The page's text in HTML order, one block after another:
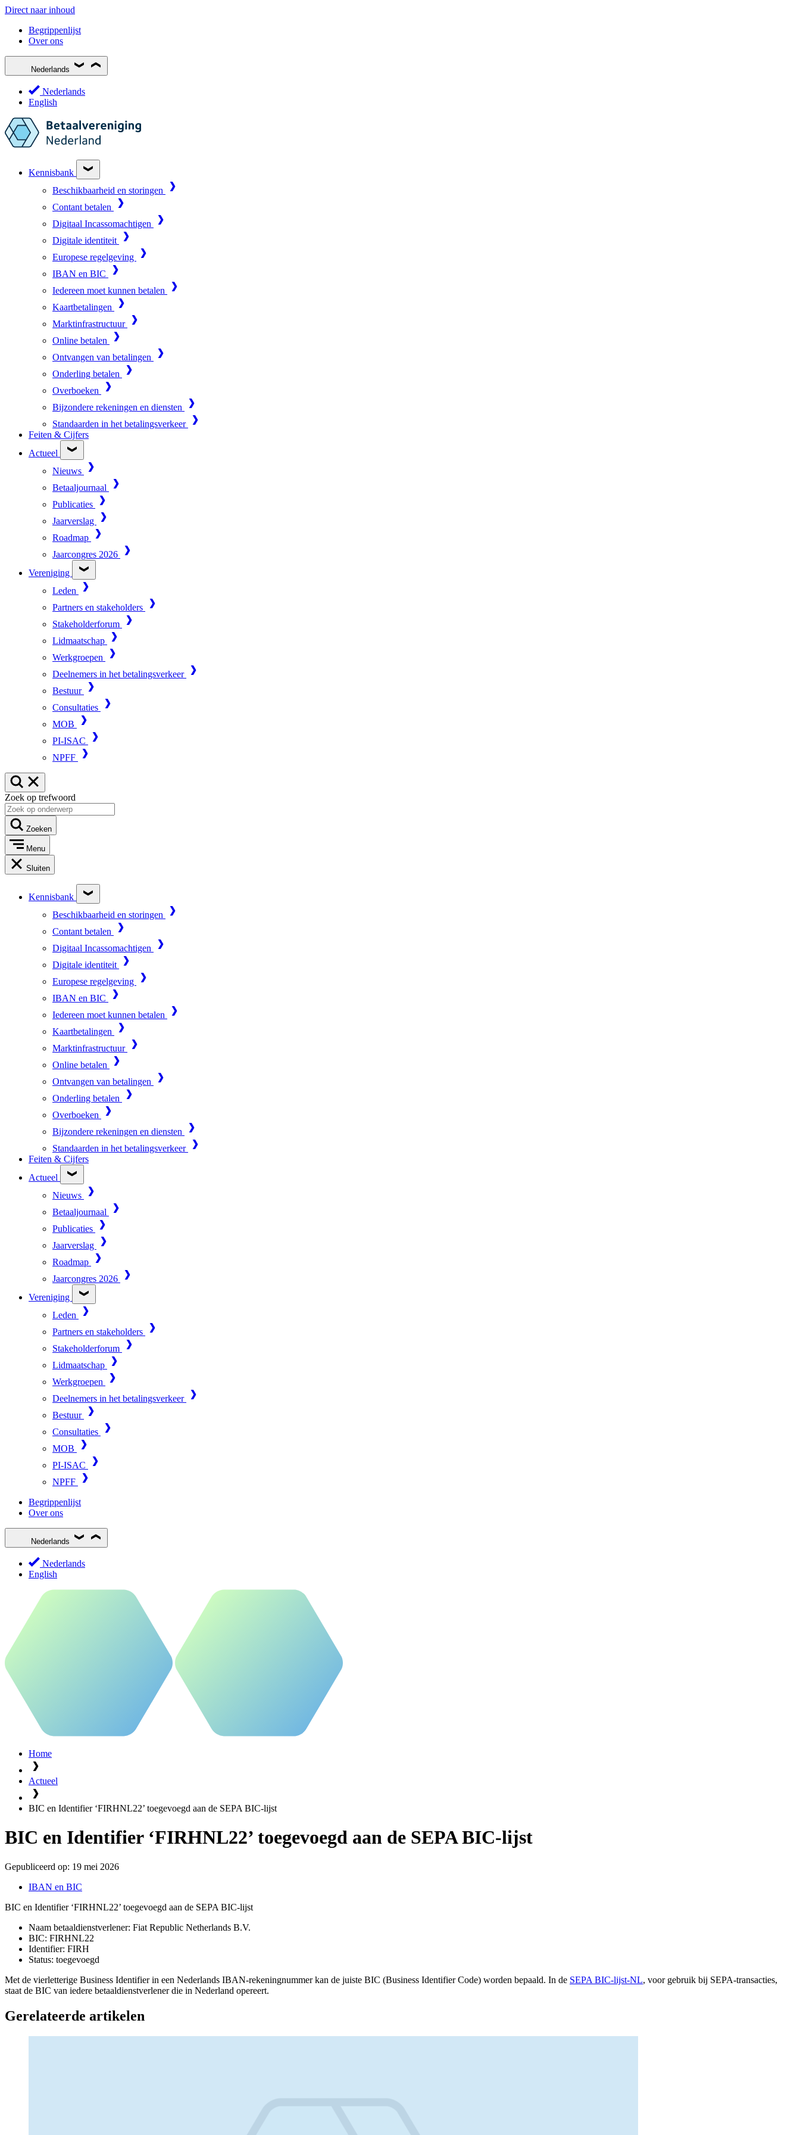
Direct naar inhoud
Begrippenlijst
Over ons
Nederlands
Nederlands
English
Kennisbank
Beschikbaarheid en storingen
Contant betalen
Digitaal Incassomachtigen
Digitale identiteit
Europese regelgeving
IBAN en BIC
Iedereen moet kunnen betalen
Kaartbetalingen
Marktinfrastructuur
Online betalen
Ontvangen van betalingen
Onderling betalen
Overboeken
Bijzondere rekeningen en diensten
Standaarden in het betalingsverkeer
Feiten & Cijfers
Actueel
Nieuws
Betaaljournaal
Publicaties
Jaarverslag
Roadmap
Jaarcongres 2026
Vereniging
Leden
Partners en stakeholders
Stakeholderforum
Lidmaatschap
Werkgroepen
Deelnemers in het betalingsverkeer
Bestuur
Consultaties
MOB
PI-ISAC
NPFF
Zoek op trefwoord
Zoeken
Menu
Sluiten
Kennisbank
Beschikbaarheid en storingen
Contant betalen
Digitaal Incassomachtigen
Digitale identiteit
Europese regelgeving
IBAN en BIC
Iedereen moet kunnen betalen
Kaartbetalingen
Marktinfrastructuur
Online betalen
Ontvangen van betalingen
Onderling betalen
Overboeken
Bijzondere rekeningen en diensten
Standaarden in het betalingsverkeer
Feiten & Cijfers
Actueel
Nieuws
Betaaljournaal
Publicaties
Jaarverslag
Roadmap
Jaarcongres 2026
Vereniging
Leden
Partners en stakeholders
Stakeholderforum
Lidmaatschap
Werkgroepen
Deelnemers in het betalingsverkeer
Bestuur
Consultaties
MOB
PI-ISAC
NPFF
Begrippenlijst
Over ons
Nederlands
Nederlands
English
Home
Actueel
BIC en Identifier ‘FIRHNL22’ toegevoegd aan de SEPA BIC-lijst
BIC en Identifier ‘FIRHNL22’ toegevoegd aan de SEPA BIC-lijst
Gepubliceerd op: 19 mei 2026
IBAN en BIC
BIC en Identifier ‘FIRHNL22’ toegevoegd aan de SEPA BIC-lijst
Naam betaaldienstverlener: Fiat Republic Netherlands B.V.
BIC: FIRHNL22
Identifier: FIRH
Status: toegevoegd
Met de vierletterige Business Identifier in een Nederlands IBAN-rekeningnummer kan de juiste BIC (Business Identifier Code) worden bepaald. In de SEPA BIC-lijst-NL, voor gebruik bij SEPA-transacties,
staat de BIC van iedere betaaldienstverlener die in Nederland opereert.
Gerelateerde artikelen